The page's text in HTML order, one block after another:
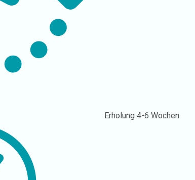
Erholung4-6 Wochen